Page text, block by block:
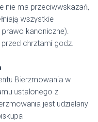
nie ma przeciwwskazań,
wszystkie
prawo kanoniczne).
chrztami godz.
Bierzmowania w
ustalonego z
jest udzielany